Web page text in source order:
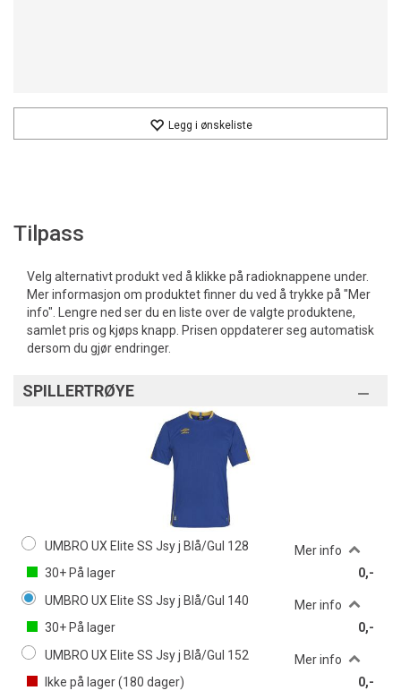
Legg i ønskeliste
Tilpass
Velg alternativt produkt ved å klikke på radioknappene under.
Mer informasjon om produktet finner du ved å trykke på "Mer
info". Lengre ned ser du en liste over de valgte produktene,
samlet pris og kjøps knapp. Prisen oppdaterer seg automatisk
dersom du gjør endringer.
SPILLERTRØYE
UMBRO UX Elite SS Jsy j Blå/Gul 128
Mer info
30+ På lager
0,-
UMBRO UX Elite SS Jsy j Blå/Gul 140
Mer info
30+ På lager
0,-
UMBRO UX Elite SS Jsy j Blå/Gul 152
Mer info
Ikke på lager (180 dager) 0,-